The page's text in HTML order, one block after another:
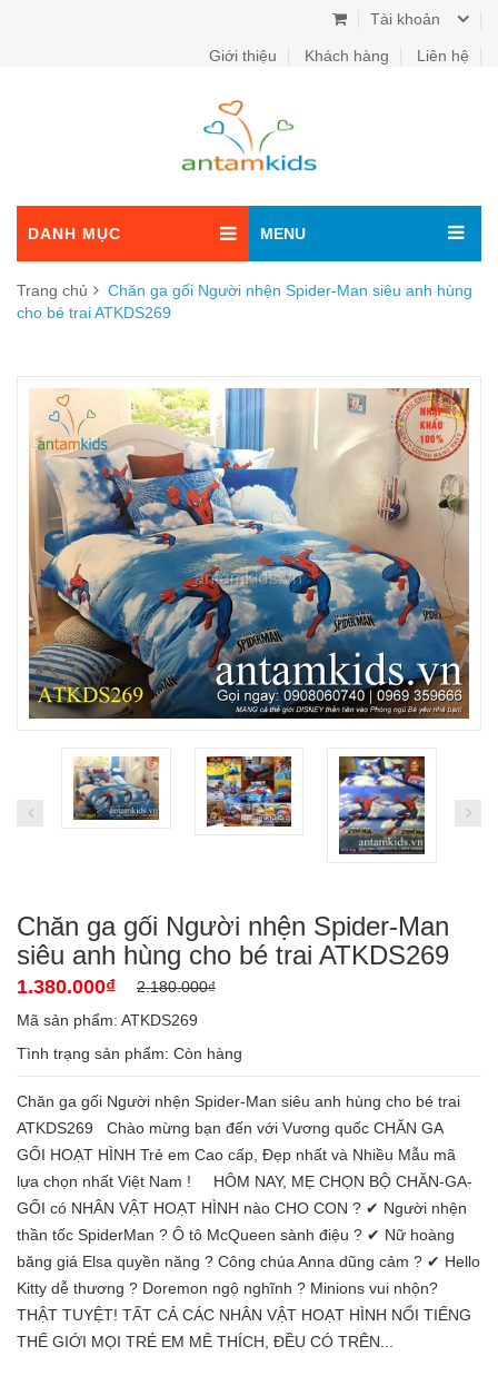
Tài khoản
Giới thiệu Khách hàng Liên hệ
DANH MỤC MENU
Trang chủ
Chăn ga gối Người nhện Spider-Man siêu anh hùng
cho bé trai ATKDS269
Chăn ga gối Người nhện Spider-Man
siêu anh hùng cho bé trai ATKDS269
1.380.000₫
2.180.000₫
Mã sản phẩm: ATKDS269
Tình trạng sản phẩm: Còn hàng
Chăn ga gối Người nhện Spider-Man siêu anh hùng cho bé trai
ATKDS269 Chào mừng bạn đến với Vương quốc CHĂN GA
GỐI HOẠT HÌNH Trẻ em Cao cấp, Đẹp nhất và Nhiều Mẫu mã
lựa chọn nhất Việt Nam ! HÔM NAY, MẸ CHỌN BỘ CHĂN-GA-
GỐI có NHÂN VẬT HOẠT HÌNH nào CHO CON ? ✔ Người nhện
thần tốc SpiderMan ? Ô tô McQueen sành điệu ? ✔ Nữ hoàng
băng giá Elsa quyền năng ? Công chúa Anna dũng cảm ? ✔ Hello
Kitty dễ thương ? Doremon ngộ nghĩnh ? Minions vui nhộn?
THẬT TUYỆT! TẤT CẢ CÁC NHÂN VẬT HOẠT HÌNH NỔI TIẾNG
THẾ GIỚI MỌI TRẺ EM MÊ THÍCH, ĐỀU CÓ TRÊN...